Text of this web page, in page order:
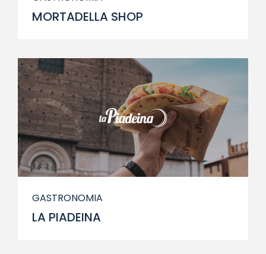
MORTADELLA SHOP
GASTRONOMIA
LA PIADEINA